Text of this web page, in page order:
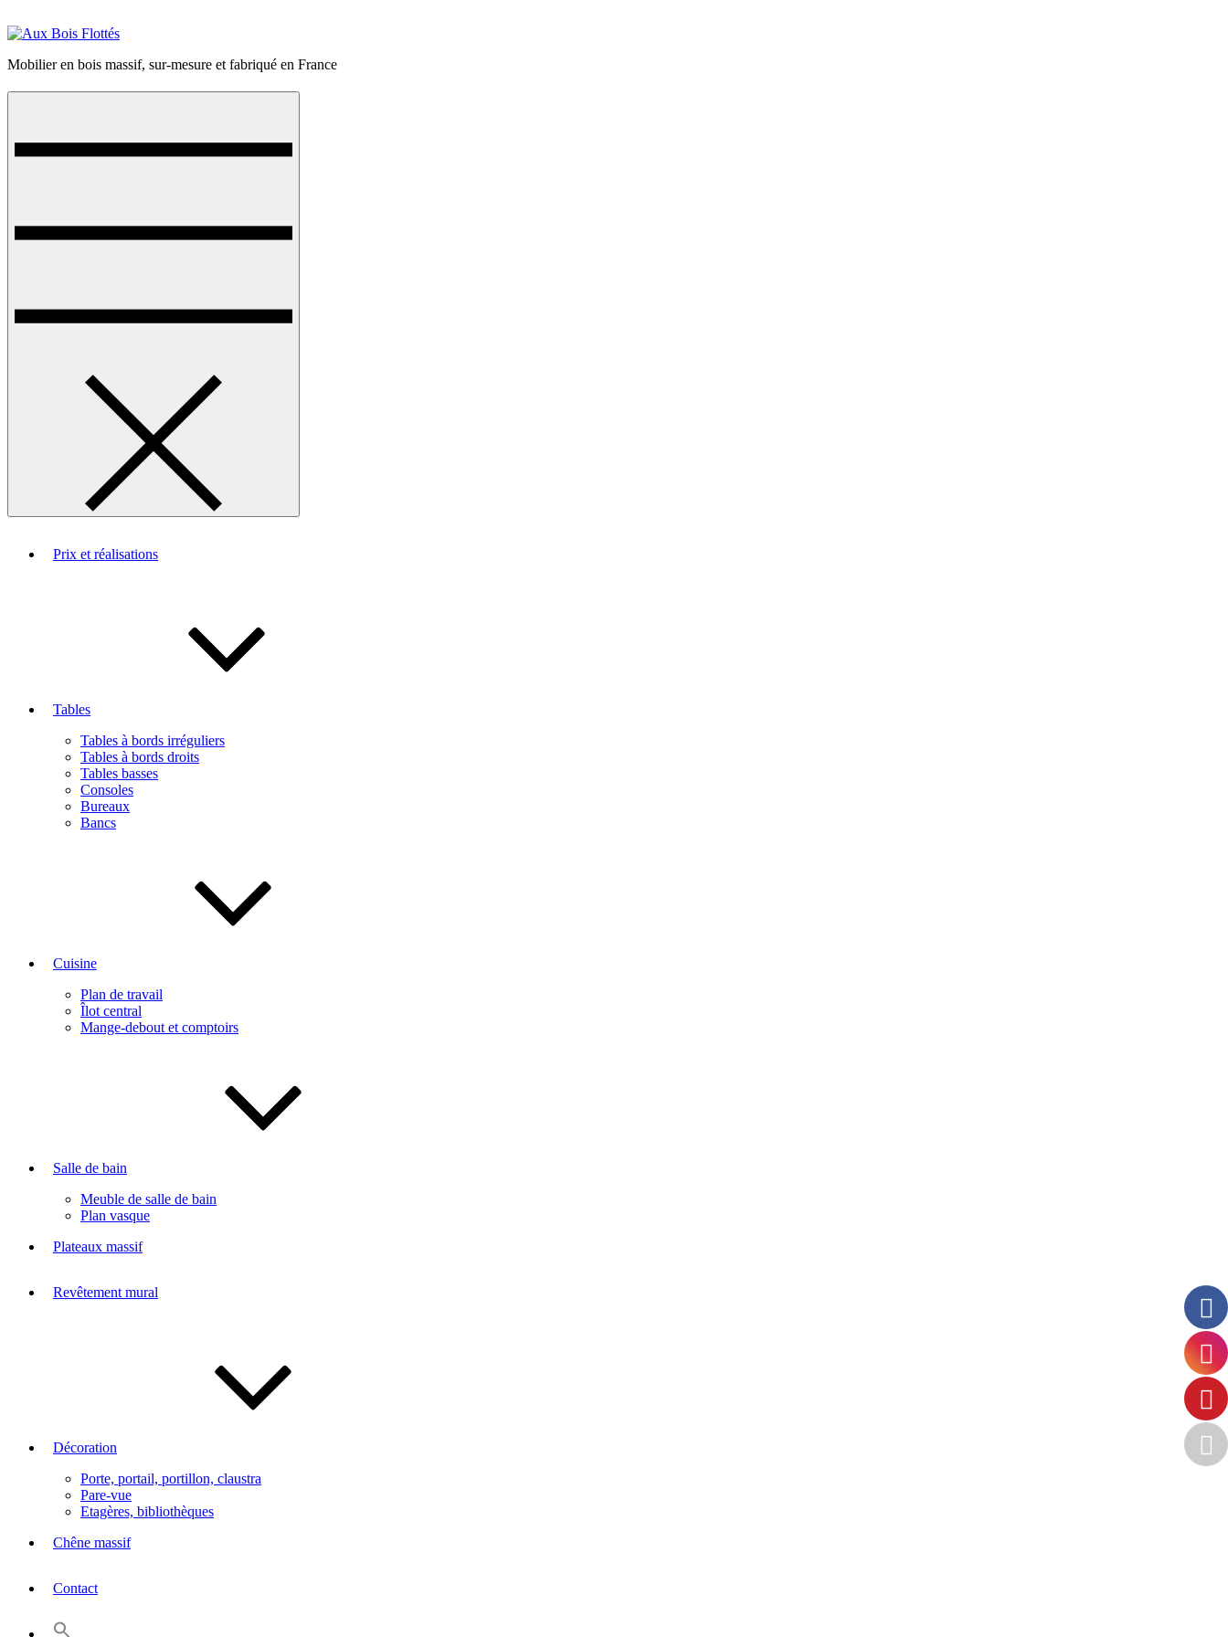
Mobilier en bois massif, sur-mesure et fabriqué en France
Prix et réalisations
Tables
Tables à bords irréguliers
Tables à bords droits
Tables basses
Consoles
Bureaux
Bancs
Cuisine
Plan de travail
Îlot central
Mange-debout et comptoirs
Salle de bain
Meuble de salle de bain
Plan vasque
Plateaux massif
Revêtement mural
Décoration
Porte, portail, portillon, claustra
Pare-vue
Etagères, bibliothèques
Chêne massif
Contact